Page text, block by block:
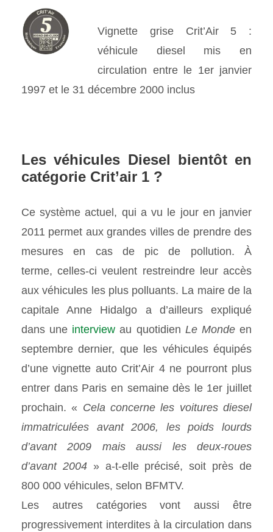
Vignette grise Crit’Air 5 :
véhicule diesel mis en
circulation entre le 1er janvier
1997 et le 31 décembre 2000 inclus
Les véhicules Diesel bientôt en
catégorie Crit’air 1 ?
Ce système actuel, qui a vu le jour en janvier
2011 permet aux grandes villes de prendre des
mesures en cas de pic de pollution. À
terme, celles-ci veulent restreindre leur accès
aux véhicules les plus polluants. La maire de la
capitale Anne Hidalgo a d’ailleurs expliqué
dans une interview au quotidien Le Mondeen
septembre dernier, que les véhicules équipés
d’une vignette auto Crit’Air 4 ne pourront plus
entrer dans Paris en semaine dès le 1er juillet
prochain. « Cela concerne les voitures diesel
immatriculées avant 2006, les poids lourds
d’avant 2009 mais aussi les deux-roues
d’avant 2004» a-t-elle précisé, soit près de
800 000 véhicules, selon BFMTV.
Les autres catégories vont aussi être
progressivement interdites à la circulation dans